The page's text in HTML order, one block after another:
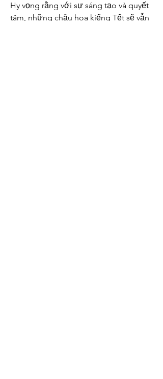
Hy vọng rằng với sự sáng tạo và quyết
tâm, những chậu hoa kiểng Tết sẽ vẫn